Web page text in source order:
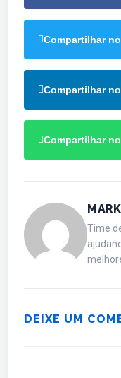
Compartilhar
Compartilhar
Compartilhar
Time
DEIXE UM